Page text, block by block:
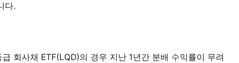
다.
회사채 ETF(LQD)의 경우 지난 1년간 분배 수익률이 무려